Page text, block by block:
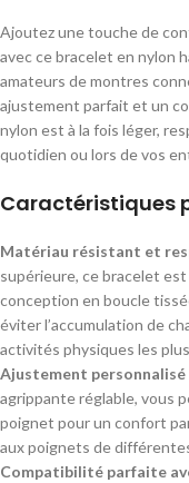
Ajoutez une touche de
avec ce bracelet en nylon
amateurs de montres
ajustement parfait et un
nylon est à la fois léger,
quotidien ou lors de vos
Caractéristiques
Matériau résistant et
supérieure, ce bracelet
conception en boucle
éviter l’accumulation de
activités physiques les
Ajustement personnalisé
agrippante réglable, vous
poignet pour un confort
aux poignets de
Compatibilité parfaite